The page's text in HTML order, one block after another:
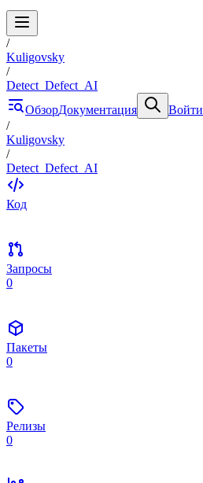
/
Kuligovsky
/
Detect_Defect_AI
ОбзорДокументация
Войти
/
Kuligovsky
/
Detect_Defect_AI
Код
Запросы
0
Пакеты
0
Релизы
0